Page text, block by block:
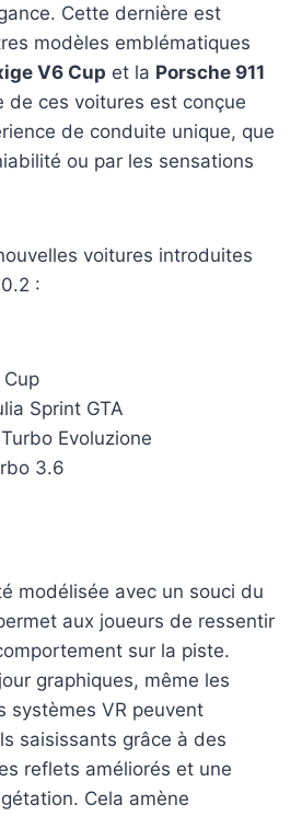
Cette dernière est
modèles emblématiques
V6 Cup et la Porsche 911
de ces voitures est conçue
de conduite unique, que
ou par les sensations
voitures introduites
:
Sprint GTA
Evoluzione
3.6
modélisée avec un souci du
aux joueurs de ressentir
sur la piste.
graphiques, même les
systèmes VR peuvent
saisissants grâce à des
reflets améliorés et une
Cela amène